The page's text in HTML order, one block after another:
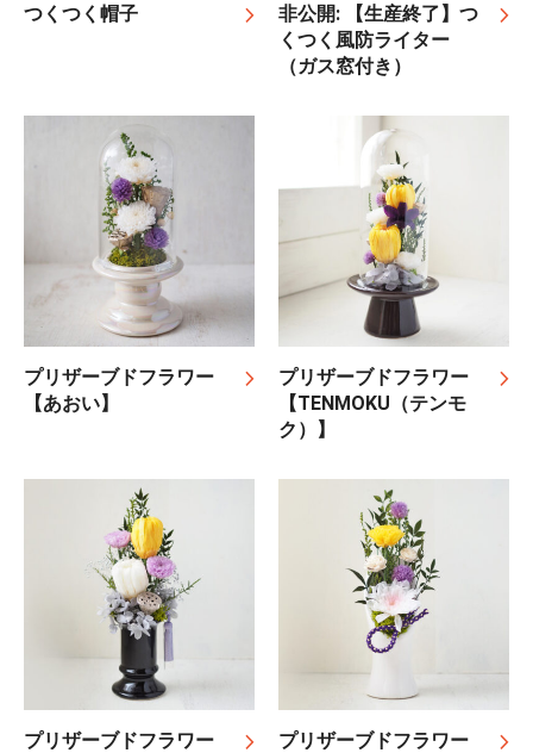
つくつく帽子
非公開: 【生産終了】つ
くつく風防ライター
（ガス窓付き）
プリザーブドフラワー
【あおい】
プリザーブドフラワー
【TENMOKU（テンモ
ク）】
プリザーブドフラワー
プリザーブドフラワー